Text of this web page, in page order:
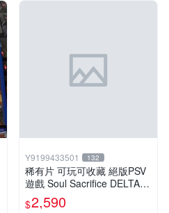
Y9199433501 132
稀有片 可玩可收藏 絕版PSV
遊戲 Soul Sacrifice DELTA
闇魂獻祭 靈魂祭品 中文版
$2,590